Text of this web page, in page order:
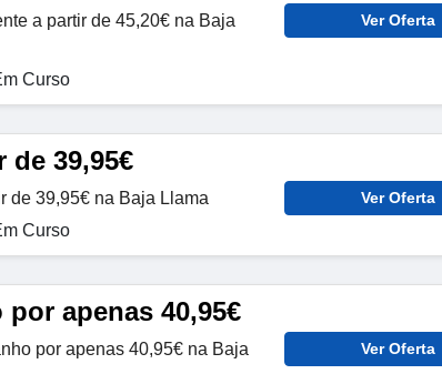
a partir de 45,20€ na Baja
Curso
Ver Oferta
de 39,95€
de 39,95€ na Baja Llama
Curso
Ver Oferta
apenas 40,95€
por apenas 40,95€ na Baja
Ver Oferta